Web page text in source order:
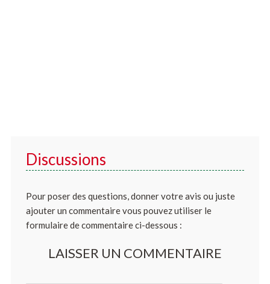
Discussions
Pour poser des questions, donner votre avis ou juste
ajouter un commentaire vous pouvez utiliser le
formulaire de commentaire ci-dessous :
LAISSER UN COMMENTAIRE